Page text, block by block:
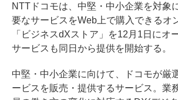
NTTドコモは、中堅・中小企業を対象
要なサービスをWeb上で購入できるオ
「ビジネスdXストア」を12月1日にオ
サービスも同日から提供を開始する。
中堅・中小企業に向けて、ドコモが厳
ービスを販売・提供するサービス。業